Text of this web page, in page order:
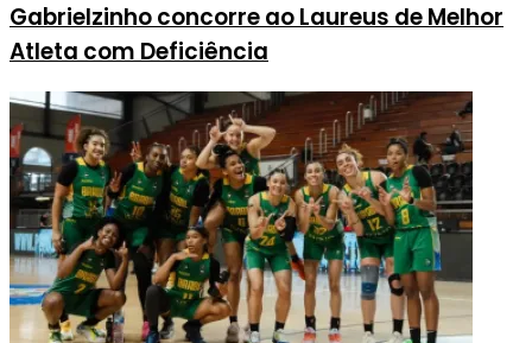
Gabrielzinho concorre ao Laureus de Melhor
Atleta com Deficiência